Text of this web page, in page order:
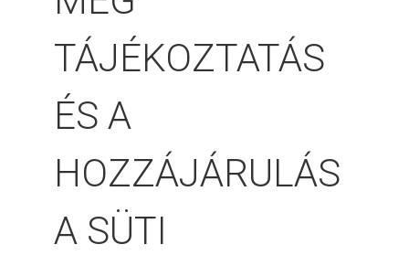
TÁJÉKOZTATÁS
ÉS A
HOZZÁJÁRULÁS
A SÜTI